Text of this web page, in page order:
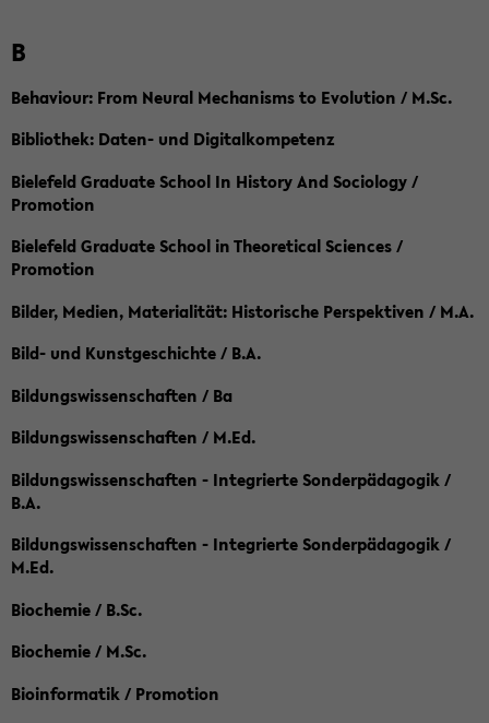
B
Behaviour: From Neural Mechanisms to Evolution / M.Sc.
Bibliothek: Daten- und Digitalkompetenz
Bielefeld Graduate School In History And Sociology /
Promotion
Bielefeld Graduate School in Theoretical Sciences /
Promotion
Bilder, Medien, Materialität: Historische Perspektiven / M.A.
Bild- und Kunstgeschichte / B.A.
Bildungswissenschaften / Ba
Bildungswissenschaften / M.Ed.
Bildungswissenschaften - Integrierte Sonderpädagogik /
B.A.
Bildungswissenschaften - Integrierte Sonderpädagogik /
M.Ed.
Biochemie / B.Sc.
Biochemie / M.Sc.
Bioinformatik / Promotion